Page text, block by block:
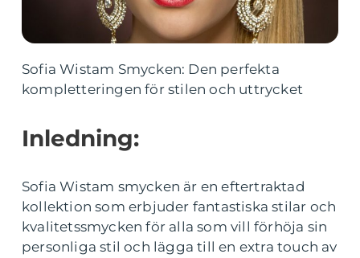
Sofia Wistam Smycken: Den perfekta
kompletteringen för stilen och uttrycket
Inledning:
Sofia Wistam smycken är en eftertraktad
kollektion som erbjuder fantastiska stilar och
kvalitetssmycken för alla som vill förhöja sin
personliga stil och lägga till en extra touch av